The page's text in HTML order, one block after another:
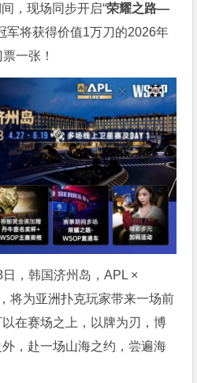
，现场同步开启“荣耀之路—
军将获得价值1万刀的2026年
一张！
，韩国济州岛，APL ×
将为亚洲扑克玩家带来一场前
以在赛场之上，以牌为刃，博
，赴一场山海之约，尝遍海